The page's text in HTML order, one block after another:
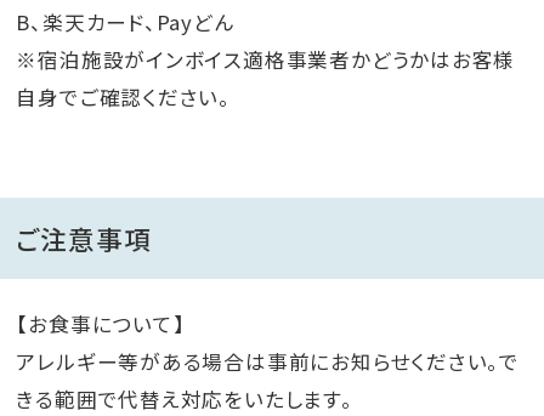
B、楽天カード、Payどん
※宿泊施設がインボイス適格事業者かどうかはお客様
自身でご確認ください。
ご注意事項
【お食事について】
アレルギー等がある場合は事前にお知らせください。で
きる範囲で代替え対応をいたします。